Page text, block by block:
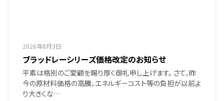
2026年8月3日
ブラッドレーシリーズ価格改定のお知らせ
平素は格別のご愛顧を賜り厚く御礼申し上げます。 さて、昨
今の原材料価格の高騰、エネルギーコスト等の負担が以前よ
り大きくな…